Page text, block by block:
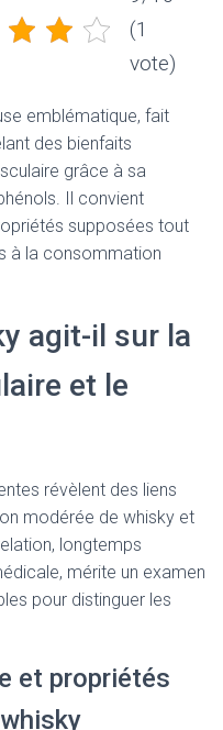
(1
vote)
emblématique, fait
des bienfaits
grâce à sa
Il convient
supposées tout
à la consommation
agit-il sur la
et le
révèlent des liens
modérée de whisky et
longtemps
mérite un examen
pour distinguer les
et propriétés